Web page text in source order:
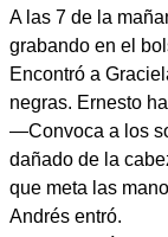
A las 7 de la
grabando en el
Encontró a
negras. Ernesto
—Convoca a los
dañado de la
que meta las
Andrés entró.